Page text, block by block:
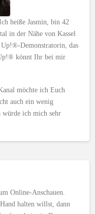
heiße Jasmin, bin 42
in der Nähe von Kassel
Up!®-Demonstratorin, das
könnt Ihr bei mir
möchte ich Euch
auch ein wenig
ich mich sehr
Online-Anschauen.
halten willst, dann